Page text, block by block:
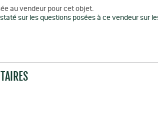
au vendeur pour cet objet.
sur les questions posées à ce vendeur sur